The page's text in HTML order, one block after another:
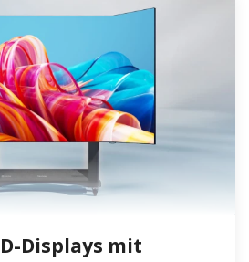
Displays mit